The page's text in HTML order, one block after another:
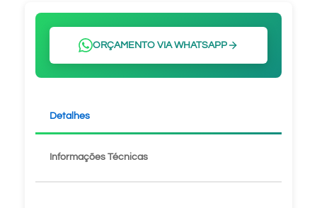
ORÇAMENTO VIA WHATSAPP
Detalhes
Informações Técnicas